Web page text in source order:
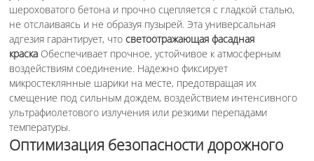
шероховатого бетона и прочно сцепляется с гладкой сталью,
не отслаиваясь и не образуя пузырей. Эта универсальная
адгезия гарантирует, чтосветоотражающая фасадная
краска Обеспечивает прочное, устойчивое к атмосферным
воздействиям соединение. Надежно фиксирует
микростеклянные шарики на месте, предотвращая их
смещение под сильным дождем, воздействием интенсивного
ультрафиолетового излучения или резкими перепадами
температуры.
Оптимизация безопасности дорожного